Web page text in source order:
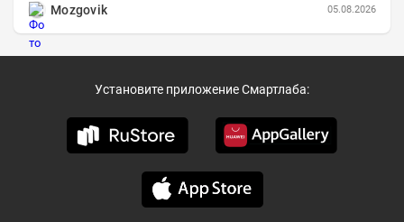
Mozgovik
05.08.2026
Установите приложение Смартлаба: